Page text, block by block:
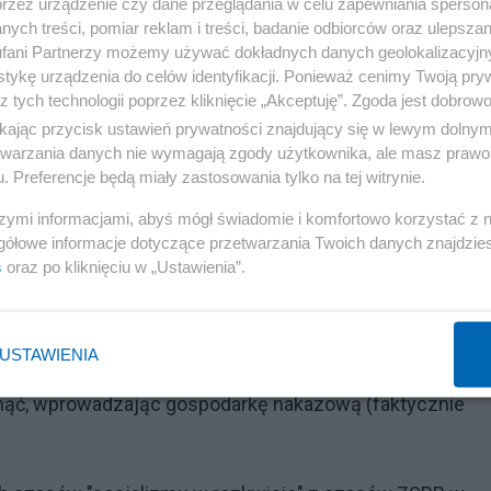
z ZSRR, gdy państwo było wszechmocne, nie
choćby do prywatnej własności. Nic dziwnego, że to
kroki już poczyniono, przyjmując w
że Ministerstwo Finansów w obecnej nadzwyczajnej
mogąc dowolnie zadłużać państwo w miarę potrzeb.
Banku Centralnego, która złośliwie blokuje rozwój
oraz właścicieli bankrutujących firm) i zastąpienia
Oczywiście swobodne zadłużanie i drukowanie
morderczej dla każdego państwa, dlatego w
stopy procentowej kredytów i ściąganie
Oczywiście jest to bardzo trudny i bolesny
wprowadzając gospodarkę nakazową (faktycznie
treści, pomiar reklam i treści, badanie odbiorców oraz
Partnerzy możemy używać dokładnych danych
urządzenia do celów identyfikacji. Ponieważ cenimy Twoją
tych technologii poprzez kliknięcie „Akceptuję”. Zgoda jest
przycisk ustawień prywatności znajdujący się w lewym
danych nie wymagają zgody użytkownika, ale masz
Preferencje będą miały zastosowania tylko na tej witrynie.
informacjami, abyś mógł świadomie i komfortowo korzystać z
informacje dotyczące przetwarzania Twoich danych
oraz po kliknięciu w „Ustawienia”.
USTAWIENIA